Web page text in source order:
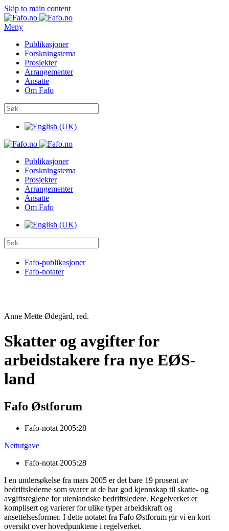
Skip to main content
Meny
Publikasjoner
Forskningstema
Prosjekter
Arrangementer
Ansatte
Om Fafo
Publikasjoner
Forskningstema
Prosjekter
Arrangementer
Ansatte
Om Fafo
Fafo-publikasjoner
Fafo-notater
Anne Mette Ødegård, red.
Skatter og avgifter for
arbeidstakere fra nye EØS-
land
Fafo Østforum
Fafo-notat 2005:28
Nettutgave
Fafo-notat 2005:28
I en undersøkelse fra mars 2005 er det bare 19 prosent av
bedriftslederne som svarer at de har god kjennskap til skatte- og
avgiftsreglene for utenlandske bedriftsledere. Regelverket er
komplisert og varierer for ulike typer arbeidskraft og
ansettelsesformer. I dette notatet fra Fafo Østforum gir vi en kort
oversikt over hovedpunktene i regelverket.